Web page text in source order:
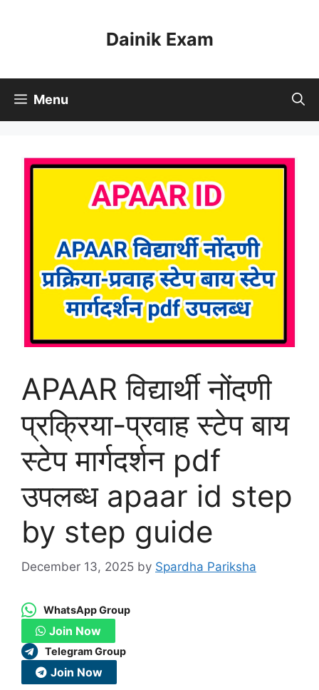
Dainik Exam
Menu
APAAR विद्यार्थी नोंदणी
प्रक्रिया-प्रवाह स्टेप बाय
स्टेप मार्गदर्शन pdf
उपलब्ध apaar id step
by step guide
December 13, 2025 by Spardha Pariksha
WhatsApp Group
Join Now
Telegram Group
Join Now